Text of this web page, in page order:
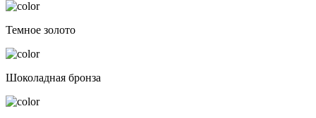
Темное золото
Шоколадная бронза